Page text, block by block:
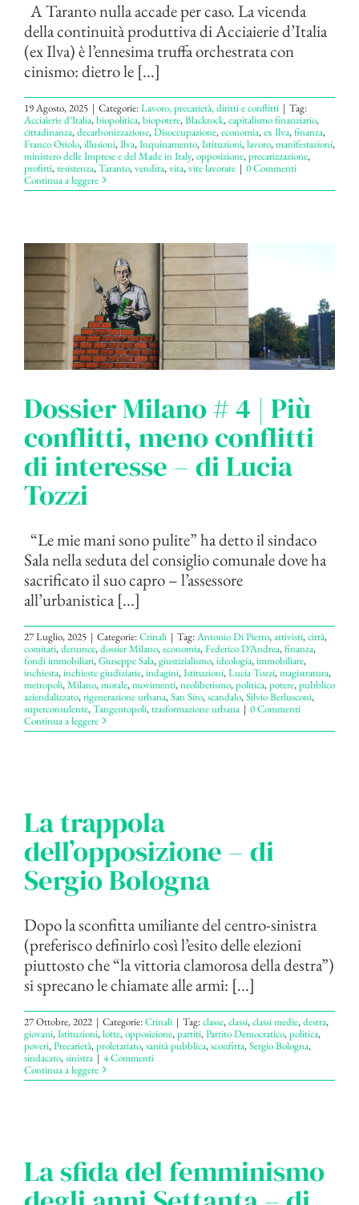
A Taranto nulla accade per caso. La vicenda
della continuità produttiva di Acciaierie d’Italia
(ex Ilva) è l’ennesima truffa orchestrata con
cinismo: dietro le [...]
19 Agosto, 2025 | Categorie:Lavoro, precarietà, diritti e conflitti | Tag:
Acciaierie d’Italia,biopolitica,biopotere,Blackrock,capitalismo finanziario,
cittadinanza,decarbonizzazione,Disoccupazione,economia,ex Ilva,finanza,
Franco Oriolo,illusioni,Ilva,Inquinamento,Istituzioni,lavoro,manifestazioni,
ministero delle Imprese e del Made in Italy,opposizione,precarizzazione,
profitti,resistenza,Taranto,vendita,vita,vite lavorate | 0 Commenti
Continua a leggere
Dossier Milano # 4 | Più
conflitti, meno conflitti
di interesse – di Lucia
Tozzi
“Le mie mani sono pulite” ha detto il sindaco
Sala nella seduta del consiglio comunale dove ha
sacrificato il suo capro – l’assessore
all’urbanistica [...]
27 Luglio, 2025 | Categorie:Crinali | Tag:Antonio Di Pietro,attivisti,città,
comitati,denunce,dossier Milano,economia,Federico D’Andrea,finanza,
fondi immobiliari,Giuseppe Sala,giustizialismo,ideologia,immobiliare,
inchiesta,inchieste giudiziarie,indagini,Istituzioni,Lucia Tozzi,magistratura,
metropoli,Milano,morale,movimenti,neoliberismo,politica,potere,pubblico
aziendalizzato,rigenerazione urbana,San Siro,scandalo,Silvio Berlusconi,
superconsulente,Tangentopoli,trasformazione urbana | 0 Commenti
Continua a leggere
La trappola
dell’opposizione – di
Sergio Bologna
Dopo la sconfitta umiliante del centro-sinistra
(preferisco definirlo così l’esito delle elezioni
piuttosto che “la vittoria clamorosa della destra”)
si sprecano le chiamate alle armi: [...]
27 Ottobre, 2022 | Categorie:Crinali | Tag:classe,classi,classi medie,destra,
giovani,Istituzioni,lotte,opposizione,partiti,Partito Democratico,politica,
poveri,Precarietà,proletariato,sanità pubblica,sconfitta,Sergio Bologna,
sindacato,sinistra | 4 Commenti
Continua a leggere
La sfida del femminismo